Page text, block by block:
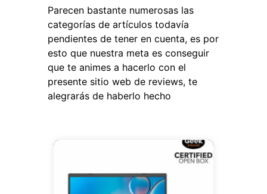
Parecen bastante numerosas las
categorías de artículos todavía
pendientes de tener en cuenta, es por
esto que nuestra meta es conseguir
que te animes a hacerlo con el
presente sitio web de reviews, te
alegrarás de haberlo hecho